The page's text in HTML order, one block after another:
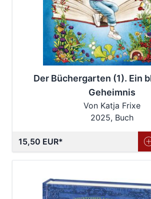
Der Büchergarten (1). Ein
Geheimnis
Von Katja Frixe
2025, Buch
15,50 EUR